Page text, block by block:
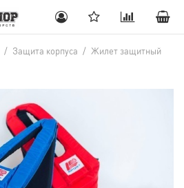
/ Защита корпуса / Жилет защитный